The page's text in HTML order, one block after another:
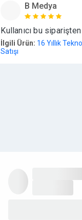
B Medya
Kullanıcı bu
İlgili Ürün: 16 Yıllık
Satışı